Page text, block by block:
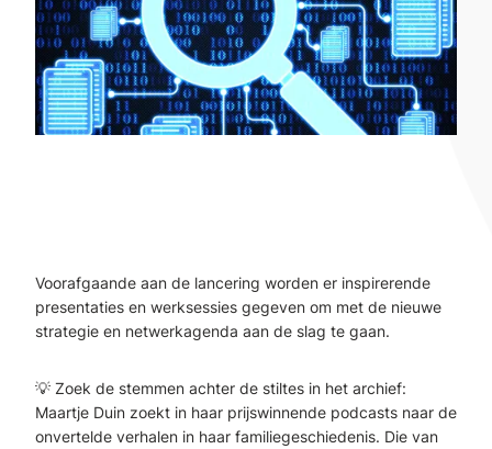
Voorafgaande aan de lancering worden er inspirerende
presentaties en werksessies gegeven om met de nieuwe
strategie en netwerkagenda aan de slag te gaan.
💡 Zoek de stemmen achter de stiltes in het archief:
Maartje Duin zoekt in haar prijswinnende podcasts naar de
onvertelde verhalen in haar familiegeschiedenis. Die van